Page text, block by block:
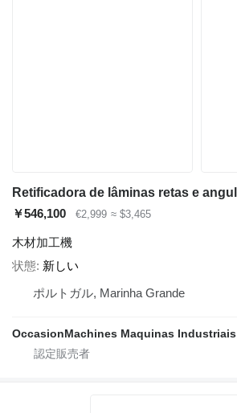
￥546,100 €2,999 ≈ $3,465
木材加工機
状態 新しい
ポルトガル, Marinha Grande
OccasionMachines Maquinas Industriais